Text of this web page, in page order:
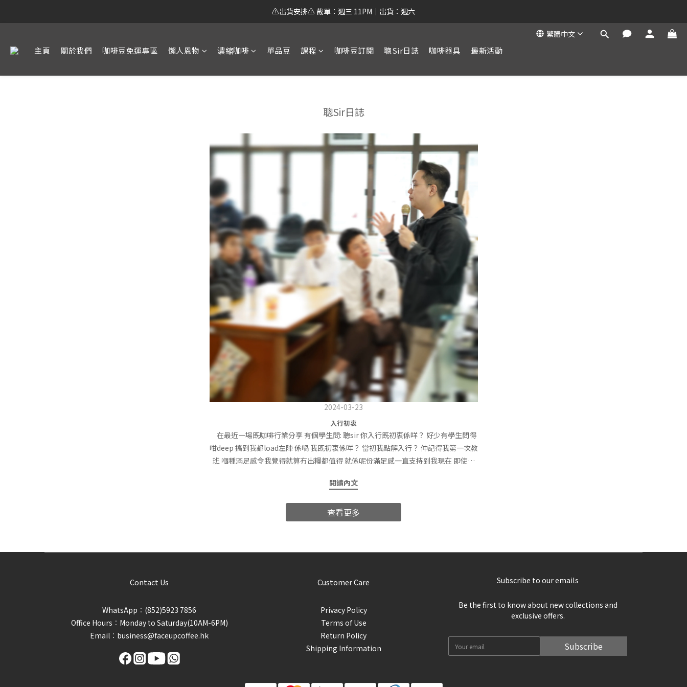
⚠️出貨安排⚠️ 截單：週三 11PM｜出貨：週六
繁體中文
主頁 關於我們 咖啡豆免運專區 懶人恩物 濃縮咖啡 單品豆 課程 咖啡豆訂閱 聰Sir日誌 咖啡器具 最新活動
聰Sir日誌
2024-03-23
入行初衷
咁deep 搞到我都load左陣 係喎 我既初衷係咩？ 當初我點解入行？ 仲記得我第一次教
班 嗰種滿足感令我覺得就算冇出糧都值得 就係呢份滿足感一直支持到我現在 即使同
初衷
閱讀內文
查看更多
Contact Us
WhatsApp︰(852)5923 7856
Office Hours︰Monday to Saturday(10AM-6PM)
Email︰business@faceupcoffee.hk
Customer Care
Privacy Policy
Terms of Use
Return Policy
Shipping Information
Subscribe to our emails
Be the first to know about new collections and
exclusive offers.
Subscribe